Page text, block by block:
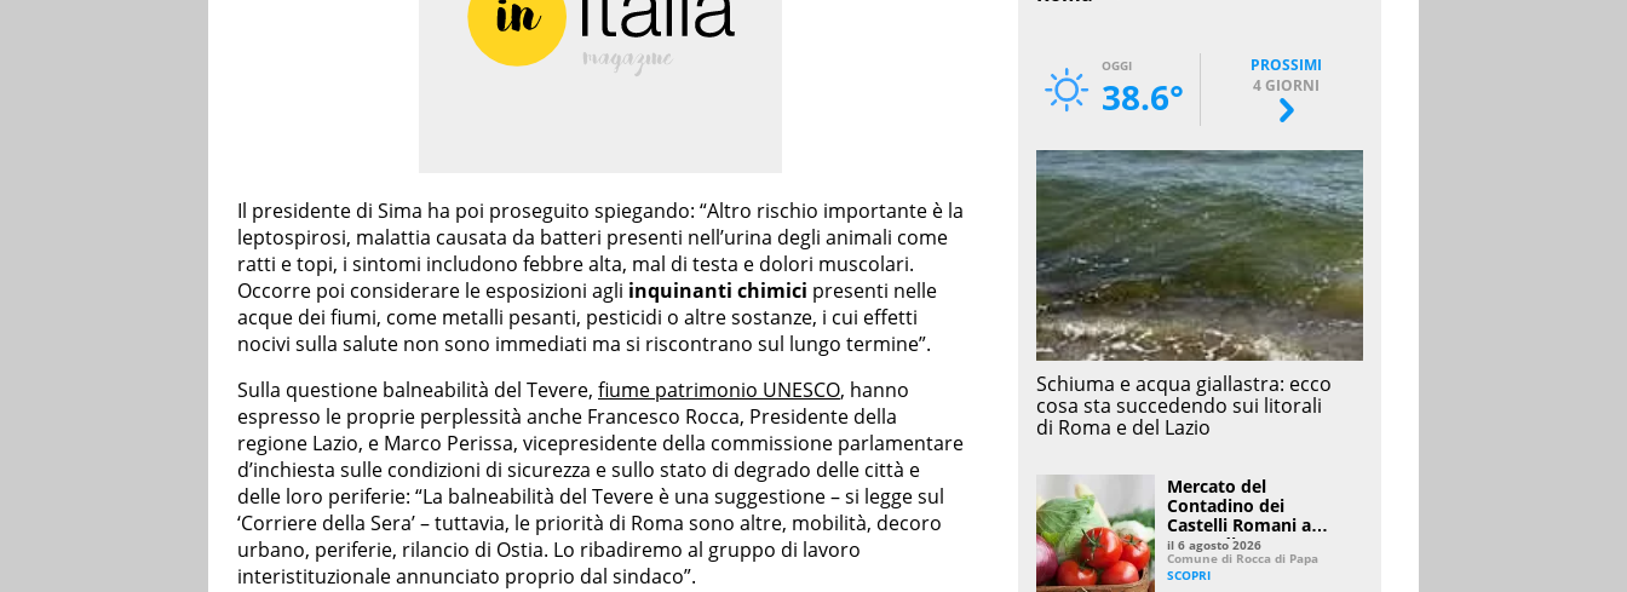
Il presidente di Sima ha poi proseguito spiegando: “Altro rischio importante è la
leptospirosi, malattia causata da batteri presenti nell’urina degli animali come
ratti e topi, i sintomi includono febbre alta, mal di testa e dolori muscolari.
Occorre poi considerare le esposizioni agli inquinanti chimici presenti nelle
acque dei fiumi, come metalli pesanti, pesticidi o altre sostanze, i cui effetti
nocivi sulla salute non sono immediati ma si riscontrano sul lungo termine”.
Sulla questione balneabilità del Tevere, fiume patrimonio UNESCO, hanno
espresso le proprie perplessità anche Francesco Rocca, Presidente della
regione Lazio, e Marco Perissa, vicepresidente della commissione parlamentare
d’inchiesta sulle condizioni di sicurezza e sullo stato di degrado delle città e
delle loro periferie: “La balneabilità del Tevere è una suggestione – si legge sul
‘Corriere della Sera’ – tuttavia, le priorità di Roma sono altre, mobilità, decoro
urbano, periferie, rilancio di Ostia. Lo ribadiremo al gruppo di lavoro
interistituzionale annunciato proprio dal sindaco”.